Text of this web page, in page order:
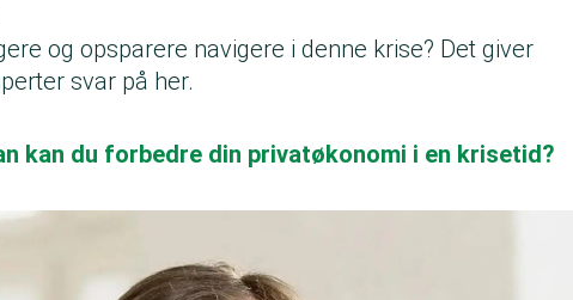
og opsparere navigere i denne krise? Det giver
svar på her.
kan du forbedre din privatøkonomi i en krisetid?